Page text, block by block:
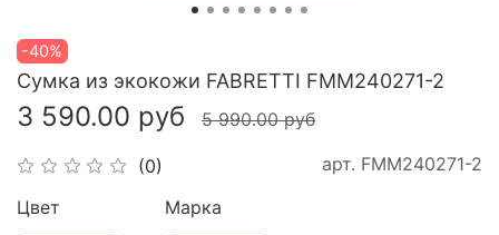
-40%
(0) арт. FMM240271-2
Сумка из экокожи FABRETTI FMM240271-2
3 590.00 руб 5 990.00 руб
Цвет Марка